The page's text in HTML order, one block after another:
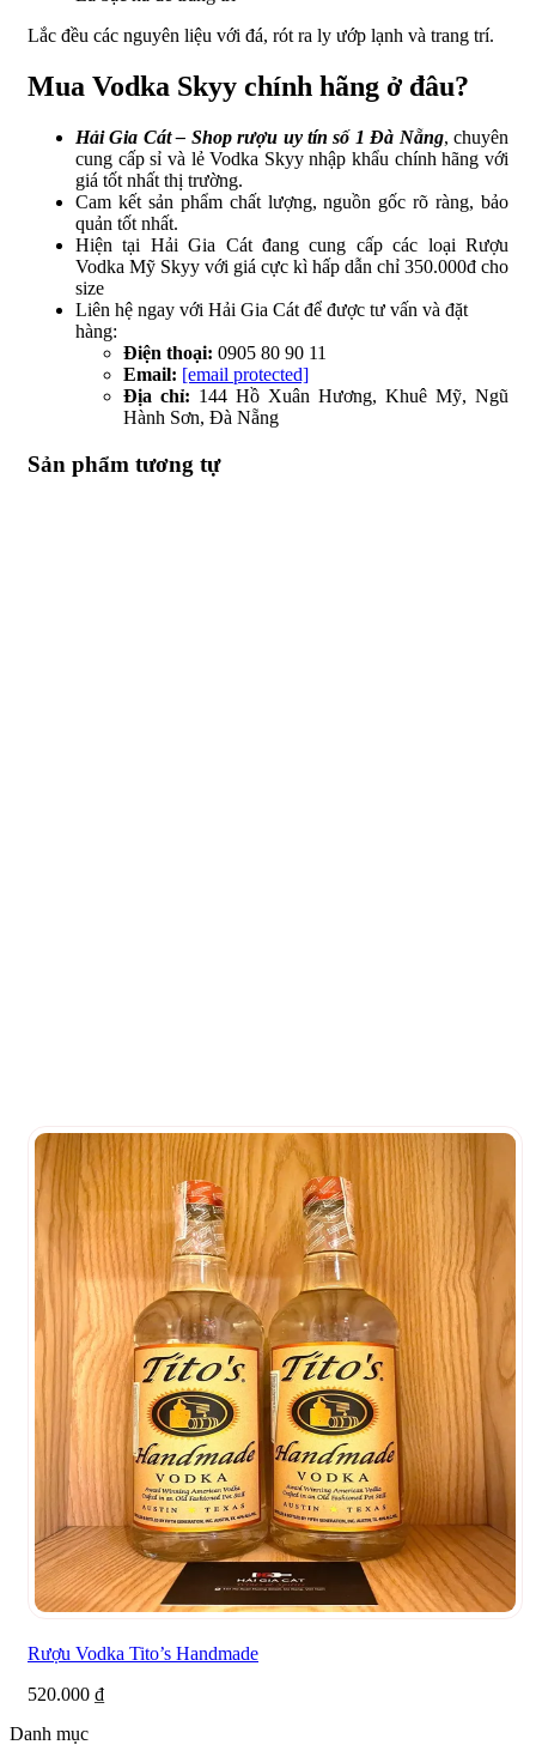
Lắc đều các nguyên liệu với đá, rót ra ly ướp lạnh và trang trí.
Mua Vodka Skyy chính hãng ở đâu?
Hải Gia Cát – Shop rượu uy tín số 1 Đà Nẵng, chuyên
cung cấp sỉ và lẻ Vodka Skyy nhập khẩu chính hãng với
giá tốt nhất thị trường.
Cam kết sản phẩm chất lượng, nguồn gốc rõ ràng, bảo
quản tốt nhất.
Hiện tại Hải Gia Cát đang cung cấp các loại Rượu
Vodka Mỹ Skyy với giá cực kì hấp dẫn chỉ 350.000đ cho
size
Liên hệ ngay với Hải Gia Cát để được tư vấn và đặt
hàng:
Điện thoại: 0905 80 90 11
Email: [email protected]
Địa chỉ: 144 Hồ Xuân Hương, Khuê Mỹ, Ngũ
Hành Sơn, Đà Nẵng
Sản phẩm tương tự
Rượu Vodka Tito’s Handmade
520.000 ₫
Danh mục